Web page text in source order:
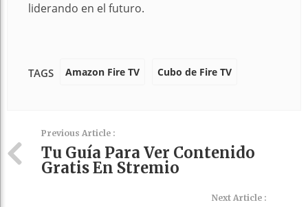
liderando en el futuro.
TAGS Amazon Fire TV Cubo de Fire TV
Previous Article :
Tu Guía Para Ver Contenido
Gratis En Stremio
Next Article :